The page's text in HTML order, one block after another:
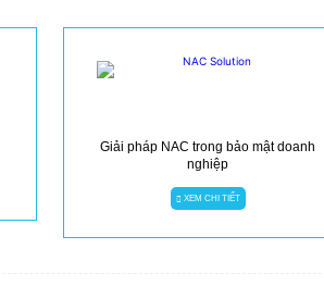
Giải pháp NAC trong bảo mật doanh
nghiệp
XEM CHI TIẾT